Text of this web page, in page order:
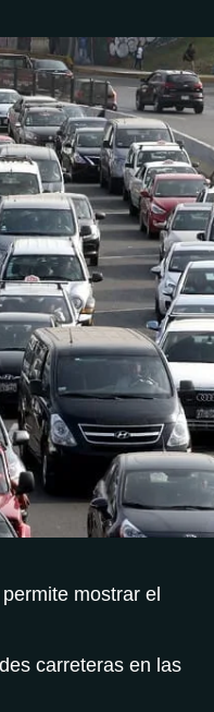
mostrar el
carreteras en las